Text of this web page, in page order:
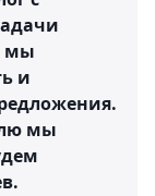
мы
и
мы